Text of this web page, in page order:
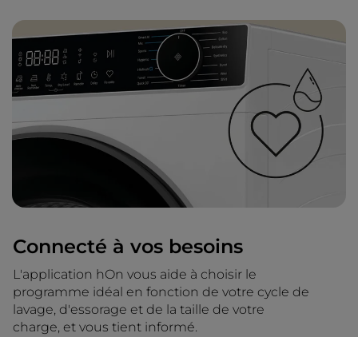
Connecté à vos besoins
L'application hOn vous aide à choisir le
programme idéal en fonction de votre cycle de
lavage, d'essorage et de la taille de votre
charge, et vous tient informé.